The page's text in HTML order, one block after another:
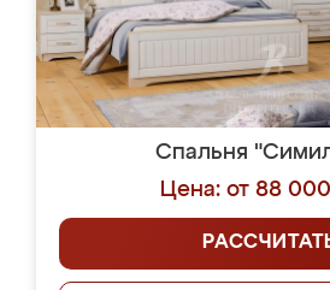
Спальня
Цена: от 88